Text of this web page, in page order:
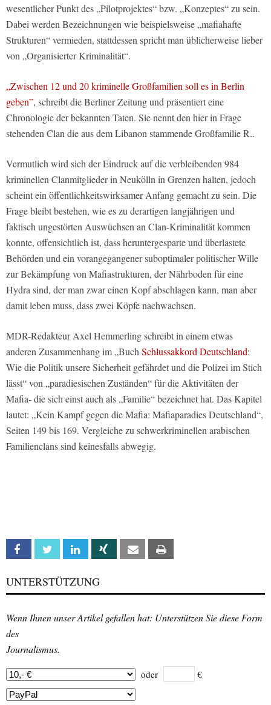
wesentlicher Punkt des „Pilotprojektes“ bzw. „Konzeptes“ zu sein.
Dabei werden Bezeichnungen wie beispielsweise „mafiahafte
Strukturen“ vermieden, stattdessen spricht man üblicherweise lieber
von „Organisierter Kriminalität“.
„Zwischen 12 und 20 kriminelle Großfamilien soll es in Berlin
geben”, schreibt die Berliner Zeitung und präsentiert eine
Chronologie der bekannten Taten. Sie nennt den hier in Frage
stehenden Clan die aus dem Libanon stammende Großfamilie R..
Vermutlich wird sich der Eindruck auf die verbleibenden 984
kriminellen Clanmitglieder in Neukölln in Grenzen halten, jedoch
scheint ein öffentlichkeitswirksamer Anfang gemacht zu sein. Die
Frage bleibt bestehen, wie es zu derartigen langjährigen und
faktisch ungestörten Auswüchsen an Clan-Kriminalität kommen
konnte, offensichtlich ist, dass heruntergesparte und überlastete
Behörden und ein vorangegangener suboptimaler politischer Wille
zur Bekämpfung von Mafiastrukturen, der Nährboden für eine
Hydra sind, der man zwar einen Kopf abschlagen kann, man aber
damit leben muss, dass zwei Köpfe nachwachsen.
MDR-Redakteur Axel Hemmerling schreibt in einem etwas
anderen Zusammenhang im „Buch Schlussakkord Deutschland:
Wie die Politik unsere Sicherheit gefährdet und die Polizei im Stich
lässt“ von „paradiesischen Zuständen“ für die Aktivitäten der
Mafia- die sich einst auch als „Familie“ bezeichnet hat. Das Kapitel
lautet: „Kein Kampf gegen die Mafia: Mafiaparadies Deutschland“,
Seiten 149 bis 169. Vergleiche zu schwerkriminellen arabischen
Familienclans sind keinesfalls abwegig.
Facebook Twitter Linkedin Xing Email
UNTERSTÜTZUNG
Wenn Ihnen unser Artikel gefallen hat: Unterstützen Sie diese Form
des
Journalismus.
oder €